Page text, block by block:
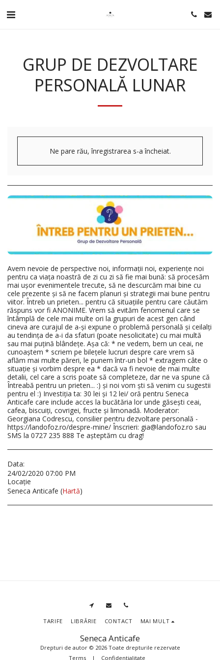
GRUP DE DEZVOLTARE
PERSONALĂ LUNAR
Ne pare rău, înregistrarea s-a încheiat.
Avem nevoie de perspective noi, informații noi, experiențe noi
pentru ca viața noastră de zi cu zi să fie mai bună: să procesăm
mai ușor evenimentele trecute, să ne descurcăm mai bine cu
cele prezente și să ne facem planuri și strategii mai bune pentru
viitor. Întreb un prieten... pentru că situațiile pentru care căutăm
răspuns vor fi ANONIME. Vrem să evităm fenomenul care se
întâmplă de cele mai multe ori la grupuri de acest gen când
cineva are curajul de a-și expune o problemă personală și ceilalți
au tendința de a-i da sfaturi (poate nesolicitate) cu mai multă
sau mai puțină blândețe. Așa că: * ne vedem, bem un ceai, ne
cunoaștem * scriem pe bilețele lucruri despre care vrem să
aflăm mai multe păreri, le punem într-un bol * extragem câte o
situație și vorbim despre ea * dacă va fi nevoie de mai multe
detalii, cel care a scris poate să completeze, dar ne va spune că
Întreabă pentru un prieten... :) și noi vom ști să venim cu sugestii
pentru el :) Investiția ta: 30 lei și 12 lei/ oră pentru Seneca
Anticafe care include acces la bucătăria lor unde găsești ceai,
cafea, biscuiți, covrigei, fructe și limonadă. Moderator:
Georgiana Codrescu, consilier pentru dezvoltare personală -
https://landofoz.ro/despre-mine/ Înscrieri: gia@landofoz.ro sau
SMS la 0727 235 888 Te așteptăm cu drag!
Data:
24/02/2020 07:00 PM
Locaţie
Seneca Anticafe (Hartă)
Seneca Anticafe
Drepturi de autor © 2026 Toate drepturile rezervate
Terms | Confidențialitate
TARIFE LIBRĂRIE CONTACT MAI MULT